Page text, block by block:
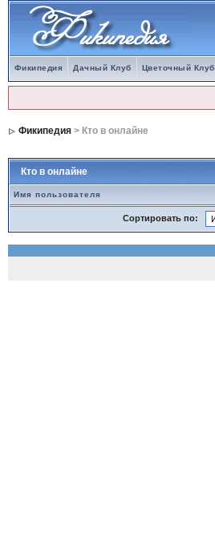
Фикипедия Дачный Клуб Цветочный Клуб
Фикипедия> Кто в онлайне
Кто в онлайне
Имя пользователя
Сортировать по: